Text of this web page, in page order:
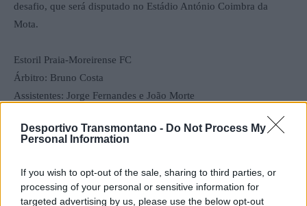
Desportivo Transmontano - Do Not Process My
Personal Information
If you wish to opt-out of the sale, sharing to third parties, or
processing of your personal or sensitive information for
targeted advertising by us, please use the below opt-out
desafio, que será disputado no Estádio António Coimbra da
Mota.
Estoril Praia-Moreirense FC
Árbitro: Bruno Costa
Assistentes: Jorge Fernandes e João Morte
VAR: Iancu Vasilica
Por Francisco Mendes